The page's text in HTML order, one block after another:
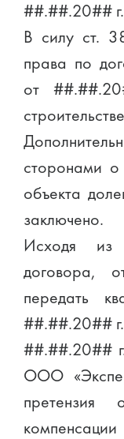
##.##.20## г.
В силу ст.
права по
от
сторонами о
объекта
заключено.
Исходя из
договора,
передать
##.##.20## г.
##.##.20##
ООО
претензия